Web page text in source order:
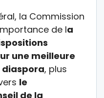
la Commission
de la
une meilleure
, plus
le
de la